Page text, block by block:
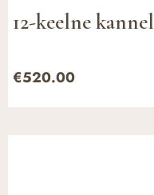
12-keelne kannel
€520.00